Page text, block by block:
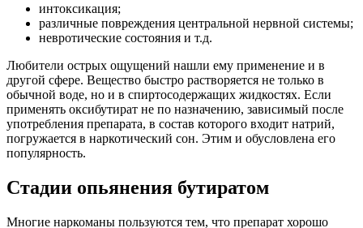
интоксикация;
различные повреждения центральной нервной системы;
невротические состояния и т.д.
Любители острых ощущений нашли ему применение и в
другой сфере. Вещество быстро растворяется не только в
обычной воде, но и в спиртосодержащих жидкостях. Если
применять оксибутират не по назначению, зависимый после
употребления препарата, в состав которого входит натрий,
погружается в наркотический сон. Этим и обусловлена его
популярность.
Стадии опьянения бутиратом
Многие наркоманы пользуются тем, что препарат хорошо